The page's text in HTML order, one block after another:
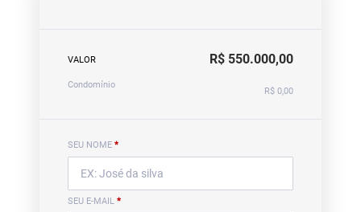
VALOR R$ 550.000,00
Condomínio
R$ 0,00
SEU NOME *
SEU E-MAIL *